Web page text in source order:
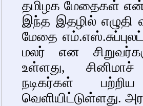
தமிழக மேதைகள்
இந்த இதழில் எழுதி
மேதை
மலர் என
உள்ளது,
நடிகர்கள்
வெளியிட்டுள்ளது.